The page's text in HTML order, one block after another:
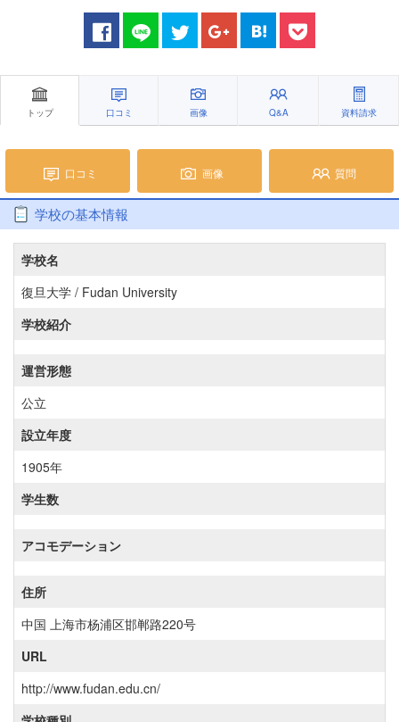
トップ 口コミ 画像 Q&A 資料請求
口コミ 画像 質問
学校の基本情報
学校名
復旦大学 / Fudan University
学校紹介
運営形態
公立
設立年度
1905年
学生数
アコモデーション
住所
中国 上海市杨浦区邯郸路220号
URL
http://www.fudan.edu.cn/